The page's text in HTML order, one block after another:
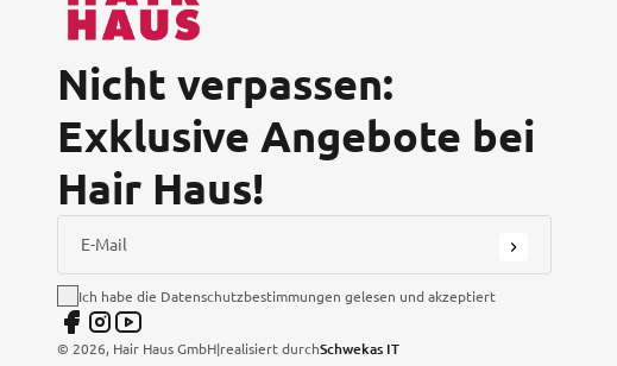
Nicht verpassen:
Exklusive Angebote bei
Hair Haus!
E-Mail
Ich habe die Datenschutzbestimmungen gelesen und akzeptiert
© 2026, Hair Haus GmbH|realisiert durchSchwekas IT